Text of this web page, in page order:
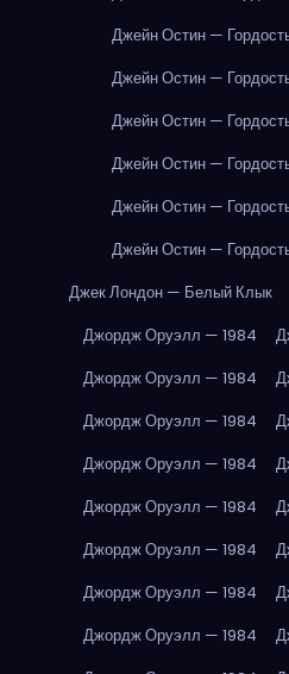
Джейн Остин —
Джейн Остин —
Джейн Остин —
Джейн Остин —
Джейн Остин —
Джейн Остин —
Джек Лондон — Белый Клык
Джордж Оруэлл — 1984
Джордж Оруэлл — 1984
Джордж Оруэлл — 1984
Джордж Оруэлл — 1984
Джордж Оруэлл — 1984
Джордж Оруэлл — 1984
Джордж Оруэлл — 1984
Джордж Оруэлл — 1984